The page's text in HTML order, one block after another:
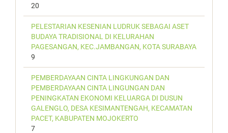
20
PELESTARIAN KESENIAN LUDRUK SEBAGAI ASET
BUDAYA TRADISIONAL DI KELURAHAN
PAGESANGAN, KEC.JAMBANGAN, KOTA SURABAYA
9
PEMBERDAYAAN CINTA LINGKUNGAN DAN
PEMBERDAYAAN CINTA LINGUNGAN DAN
PENINGKATAN EKONOMI KELUARGA DI DUSUN
GALENGLO, DESA KESIMANTENGAH, KECAMATAN
PACET, KABUPATEN MOJOKERTO
7